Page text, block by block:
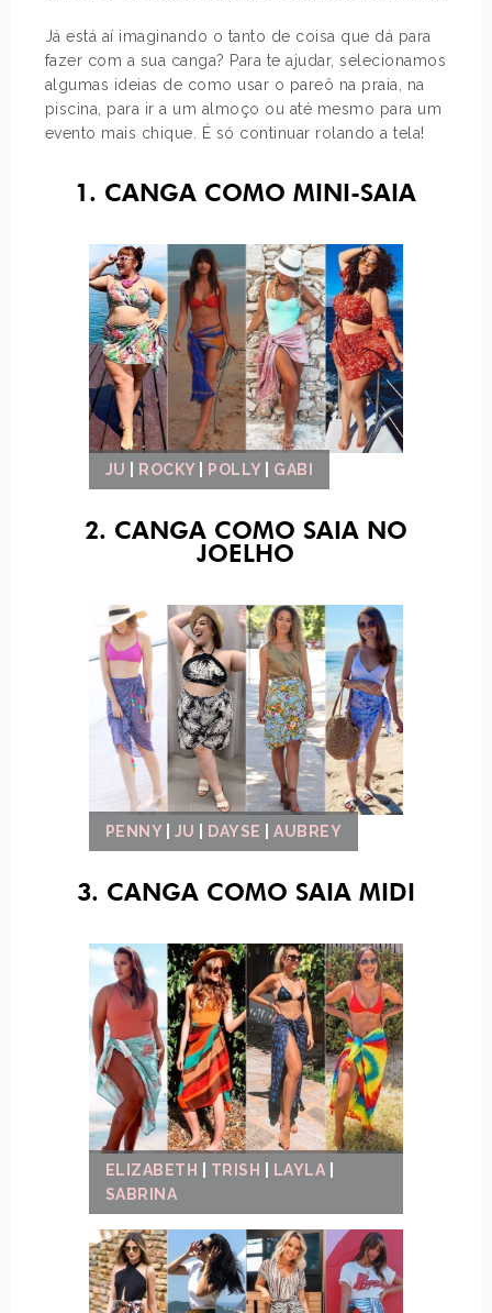
Já está aí imaginando o tanto de coisa que dá para
fazer com a sua canga? Para te ajudar, selecionamos
algumas ideias de como usar o pareô na praia, na
piscina, para ir a um almoço ou até mesmo para um
evento mais chique. É só continuar rolando a tela!
1. CANGA COMO MINI-SAIA
JU ROCKY| POLLY| GABI
2. CANGA COMO SAIA NO
JOELHO
PENNY| JU DAYSE |AUBREY
3. CANGA COMO SAIA MIDI
ELIZABETH TRISH LAYLA
SABRINA